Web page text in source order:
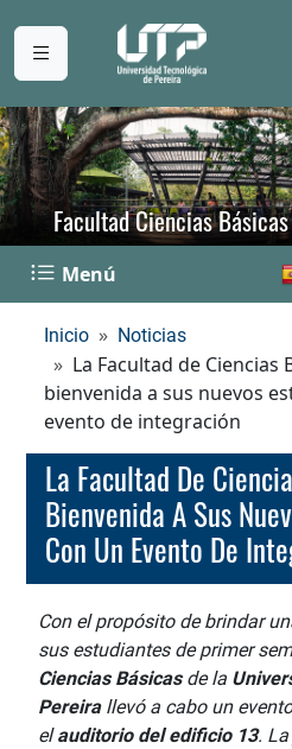
Facultad Ciencias Básicas
Menú
Inicio Noticias
La Facultad de Ciencias
bienvenida a sus nuevos
evento de integración
La Facultad De Ciencias Básicas Da La
Bienvenida A Sus
Con Un Evento De
Con el propósito de brindar
sus estudiantes de primer
Ciencias Básicasde la
Pereirallevó a cabo un
elauditorio del edificio 13.